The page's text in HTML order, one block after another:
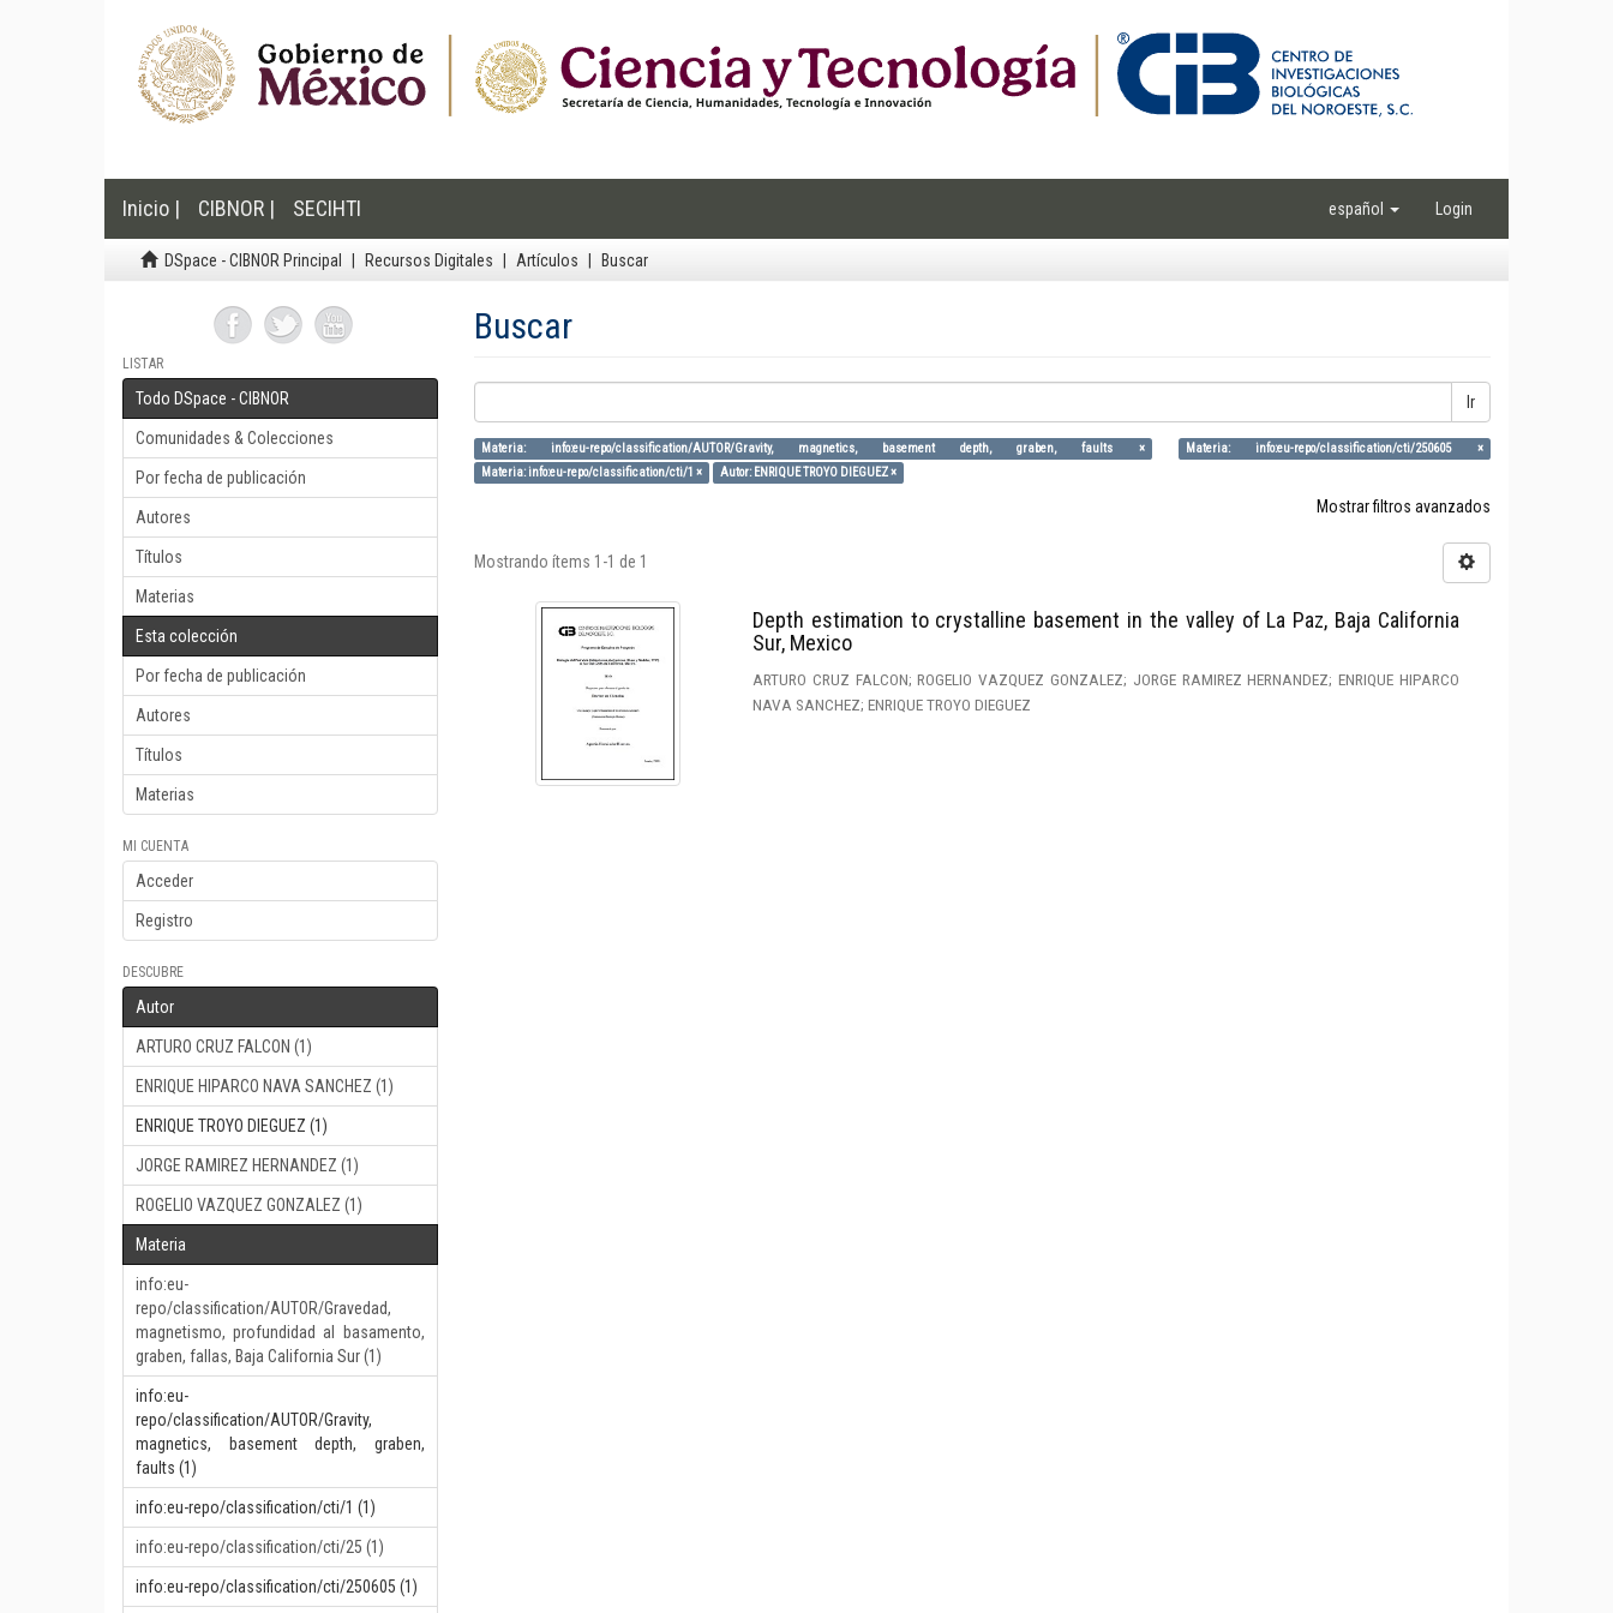
Inicio | CIBNOR | SECIHTI español Login
DSpace - CIBNOR Principal Recursos Digitales Artículos Buscar
LISTAR
Todo DSpace - CIBNOR
Comunidades & Colecciones
Por fecha de publicación
Autores
Títulos
Materias
Esta colección
Por fecha de publicación
Autores
Títulos
Materias
MI CUENTA
Acceder
Registro
DESCUBRE
Autor
ARTURO CRUZ FALCON (1)
ENRIQUE HIPARCO NAVA SANCHEZ (1)
ENRIQUE TROYO DIEGUEZ (1)
JORGE RAMIREZ HERNANDEZ (1)
ROGELIO VAZQUEZ GONZALEZ (1)
Materia
info:eu-
repo/classification/AUTOR/Gravedad,
magnetismo, profundidad al basamento,
graben, fallas, Baja California Sur (1)
info:eu-
repo/classification/AUTOR/Gravity,
magnetics, basement depth, graben,
faults (1)
info:eu-repo/classification/cti/1 (1)
info:eu-repo/classification/cti/25 (1)
info:eu-repo/classification/cti/250605 (1)
Buscar
Ir
Materia: info:eu-repo/classification/AUTOR/Gravity, magnetics, basement depth, graben, faults ×
Materia: info:eu-repo/classification/cti/250605 ×
Materia: info:eu-repo/classification/cti/1 ×
Autor: ENRIQUE TROYO DIEGUEZ ×
Mostrar filtros avanzados
Mostrando ítems 1-1 de 1
Depth estimation to crystalline basement in the valley of La Paz, Baja California
Sur, Mexico
ARTURO CRUZ FALCON; ROGELIO VAZQUEZ GONZALEZ; JORGE RAMIREZ HERNANDEZ; ENRIQUE HIPARCO
NAVA SANCHEZ; ENRIQUE TROYO DIEGUEZ